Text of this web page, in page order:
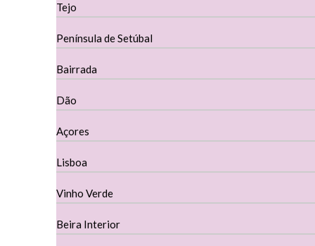
Charcutaria
Copos e Decanter
Cortes De Reguengo Douro
Digestivos
Divai - Alentejo
Dona Sancha Dão
Doroteia Douro
Ermelinda Freitas - Setubal
Tejo
Península de Setúbal
Bairrada
Dão
Açores
Lisboa
Vinho Verde
Beira Interior